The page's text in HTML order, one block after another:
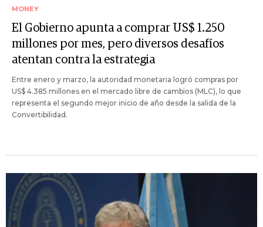
MONEY
El Gobierno apunta a comprar US$ 1.250
millones por mes, pero diversos desafíos
atentan contra la estrategia
Entre enero y marzo, la autoridad monetaria logró compras por
US$ 4.385 millones en el mercado libre de cambios (MLC), lo que
representa el segundo mejor inicio de año desde la salida de la
Convertibilidad.